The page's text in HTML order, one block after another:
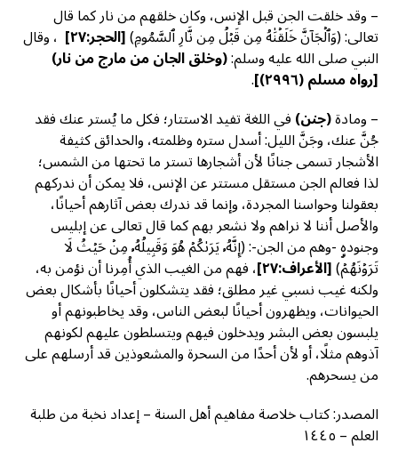
– وقد خلقت الجن قبل الإنس، وكان خلقهم من نار كما قال
تعالى: (وَٱلۡجَآنَّ خَلَقۡنَٰهُ مِن قَبۡلُ مِن نَّارِ ٱلسَّمُومِ)[الحجر:٢٧] ، وقال
النبي صلى الله عليه وسلم:(وخلق الجان من مارج من نار)
[رواه مسلم (٢٩٩٦)]
.
– ومادة(جنن)في اللغة تفيد الاستتار؛ فكل ما يُستر عنك فقد
جُنَّ عنك، وجَنَّ الليل: أسدل ستره وظلمته، والحدائق كثيفة
الأشجار تسمى جنانًا لأن أشجارها تستر ما تحتها من الشمس؛
لذا فعالم الجن مستقل مستتر عن الإنس، فلا يمكن أن ندركهم
بعقولنا وحواسنا المجردة، وإنما قد ندرك بعض آثارهم أحيانًا،
والأصل أننا لا نراهم ولا نشعر بهم كما قال تعالى عن إبليس
وجنوده -وهم من الجن-: (إِنَّهُۥ يَرَىٰكُمۡ هُوَ وَقَبِيلُهُۥ مِنۡ حَيۡثُ لَا
تَرَوۡنَهُمۡۗ)[الأعراف:٢٧] ، فهم من الغيب الذي أُمِرنا أن نؤمن به،
ولكنه غيب نسبي غير مطلق؛ فقد يتشكلون أحيانًا بأشكال بعض
الحيوانات، ويظهرون أحيانًا لبعض الناس، وقد يخاطبونهم أو
يلبسون بعض البشر ويدخلون فيهم ويتسلطون عليهم لكونهم
آذوهم مثلًا، أو لأن أحدًا من السحرة والمشعوذين قد أرسلهم على
من يسحرهم.
المصدر: كتاب خلاصة مفاهيم أهل السنة – إعداد نخبة من طلبة
العلم – ١٤٤٥